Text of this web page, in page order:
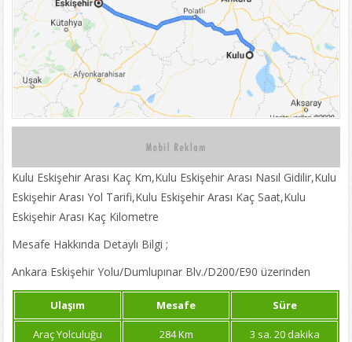
Kulu Eskişehir Arası Kaç Km,Kulu Eskişehir Arası Nasıl Gidilir,Kulu
Eskişehir Arası Yol Tarifi,Kulu Eskişehir Arası Kaç Saat,Kulu
Eskişehir Arası Kaç Kilometre
Mesafe Hakkında Detaylı Bilgi ;
Ankara Eskişehir Yolu/Dumlupınar Blv./D200/E90 üzerinden
Ulaşım Mesafe Süre
Araç Yolculuğu 284 Km 3 sa. 20 dakika